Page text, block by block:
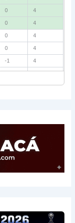
0 4
0 4
0 4
0 4
-1 4
-2 4
-1 3